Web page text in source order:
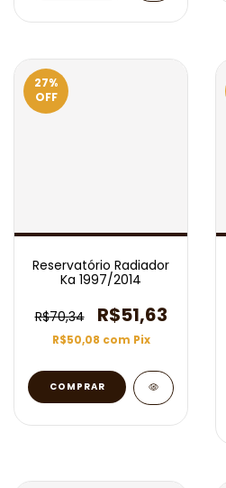
27%
OFF
Reservatório Radiador
Ka 1997/2014
R$70,34 R$51,63
R$50,08 com Pix